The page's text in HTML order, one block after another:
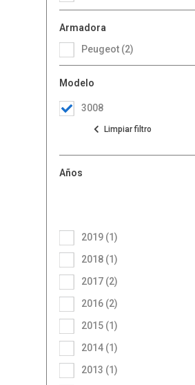
Armadora
Peugeot (2)
Modelo
3008
Años
2013 (1)
2014 (1)
2015 (1)
2016 (2)
2017 (2)
2018 (1)
2019 (1)